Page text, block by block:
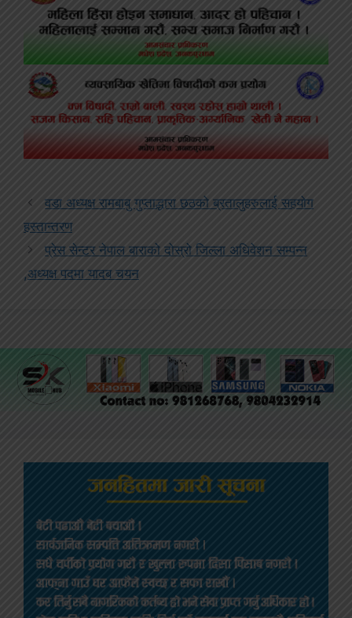
वडा अध्यक्ष रामबाबु गुप्ताद्धारा छठको ब्रतालुहरुलाई सहयोग
हस्तान्तरण
प्रेस सेन्टर नेपाल बाराको दोस्रो जिल्ला अधिवेशन सम्पन्न
,अध्यक्ष पदमा यादब चयन